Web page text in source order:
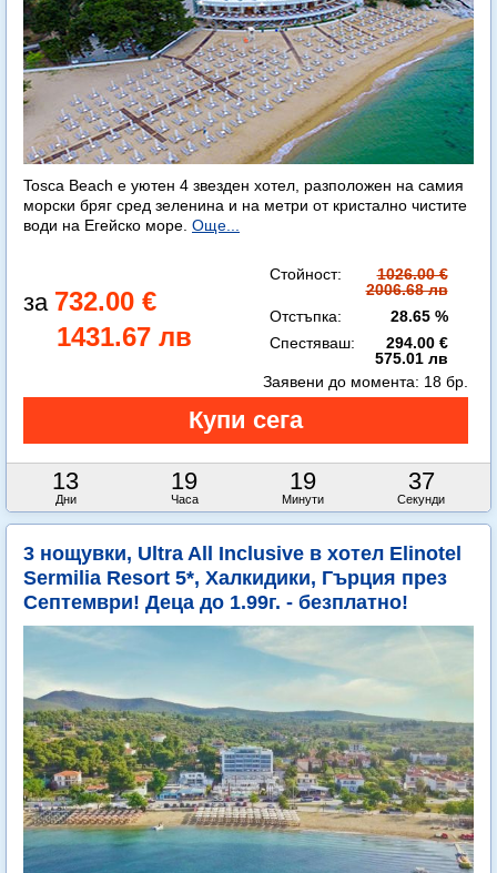
Tosca Beach е уютен 4 звезден хотел, разположен на самия
морски бряг сред зеленина и на метри от кристално чистите
води на Егейско море. Още...
732.00 €
1431.67 лв
Стойност:
1026.00 €
2006.68 лв
Отстъпка:
28.65 %
Спестяваш:
294.00 €
575.01 лв
13
Дни
19
Часа
19
Минути
35
Секунди
Заявени до момента: 18 бр.
3 нощувки, Ultra All Inclusive в хотел Elinotel
Sermilia Resort 5*, Халкидики, Гърция през
Септември! Деца до 1.99г. - безплатно!